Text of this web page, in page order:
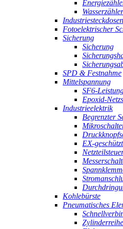
Wasserzähler
Fotoelektrischer
Sicherung
Sicherung
SPD & Festnahme
Mittelspannung
SF6-
Epoxid-
Industrieelektrik
Begrenzter
EX-
Kohlebürste
Pneumatisches
Zylinderreihe